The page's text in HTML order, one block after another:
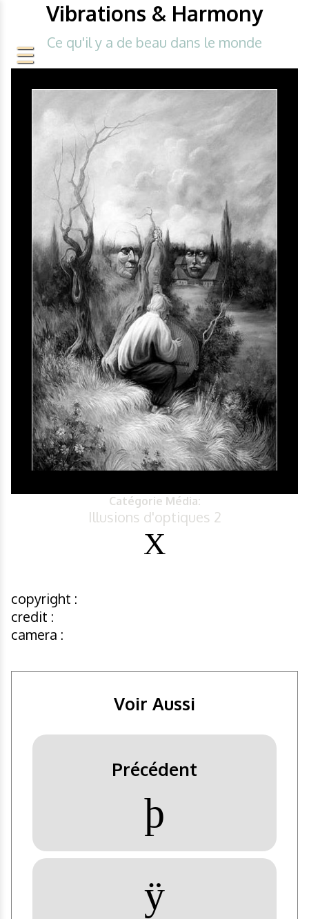
Vibrations & Harmony
Ce qu'il y a de beau dans le monde
Catégorie Média:
Illusions d'optiques 2
copyright :
credit :
camera :
Voir Aussi
Précédent
þ
ÿ